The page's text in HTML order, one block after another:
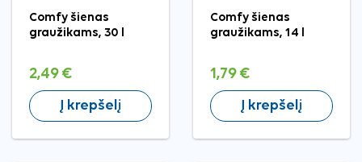
Comfy šienas
graužikams, 30 l
2,49 €
Į krepšelį
Comfy šienas
graužikams, 14 l
1,79 €
Į krepšelį